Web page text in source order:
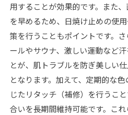
用することが効果的です。また
を早めるため、日焼け止めの使
策を行うこともポイントです。
ールやサウナ、激しい運動など
とが、肌トラブルを防ぎ美しい
となります。加えて、定期的な
じたリタッチ（補修）を行うこ
合いを長期間維持可能です。こ